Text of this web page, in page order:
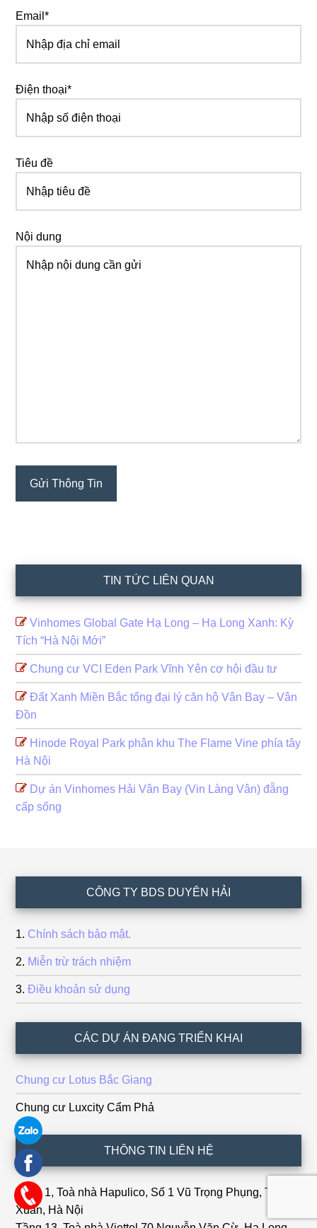
Email*
Điện thoại*
Tiêu đề
Nội dung
TIN TỨC LIÊN QUAN
Vinhomes Global Gate Hạ Long – Hạ Long Xanh: Kỳ
Tích “Hà Nội Mới”
Chung cư VCI Eden Park Vĩnh Yên cơ hội đầu tư
Đất Xanh Miền Bắc tổng đại lý căn hộ Vân Bay – Vân
Đồn
Hinode Royal Park phân khu The Flame Vine phía tây
Hà Nội
Dự án Vinhomes Hải Vân Bay (Vin Làng Vân) đẵng
cấp sống
CÔNG TY BDS DUYÊN HẢI
Chính sách bảo mật.
Miễn trừ trách nhiệm
Điều khoản sử dụng
CÁC DỰ ÁN ĐANG TRIỂN KHAI
Chung cư Lotus Bắc Giang
Chung cư Luxcity Cẩm Phả
THÔNG TIN LIÊN HỆ
Tầng 1, Toà nhà Hapulico, Số 1 Vũ Trọng Phụng, Thanh
Xuân, Hà Nội